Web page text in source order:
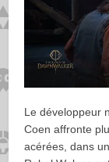
Le développeur
Coen affronte
acérées, dans